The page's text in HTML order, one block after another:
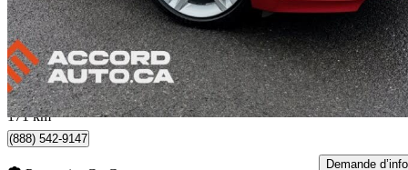
25 995 $ Bonne
456 $/mois env.
Quebec, QC
171 km
(888) 542-9147
Demande d’info